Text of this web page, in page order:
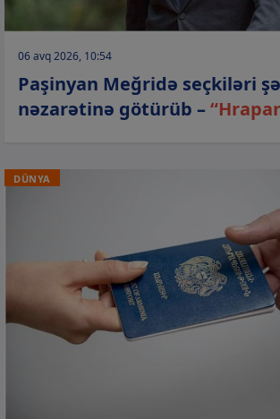
06 avq 2026, 10:54
Paşinyan Meğridə seçkiləri
nəzarətinə götürüb –
DÜNYA